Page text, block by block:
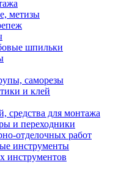
метизы
шпильки
саморезы
и клей
средства для монтажа
и переходники
отделочных работ
инструменты
инструментов